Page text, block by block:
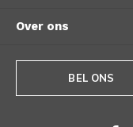
Over ons
BEL ONS